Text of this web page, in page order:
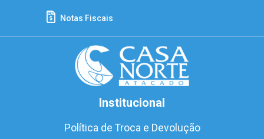
Notas Fiscais
Institucional
Política de Troca e Devolução